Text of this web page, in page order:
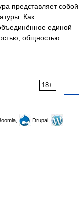
представляет собой
Как
единой
общностью… …
18+
Drupal,